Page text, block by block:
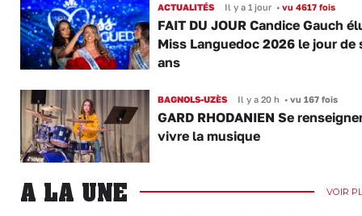
ACTUALITÉS Il y a 1 jour •vu 4617 fois
FAIT DU JOUR Candice Gauch
Miss Languedoc 2026 le jour de
ans
BAGNOLS-UZÈS Il y a 20 h •vu 167 fois
GARD RHODANIEN Se
vivre la musique
A LA UNE VOIR